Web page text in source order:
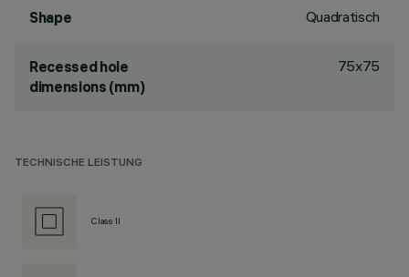
Shape Quadratisch
Recessed hole
dimensions (mm)
75x75
TECHNISCHE LEISTUNG
Class II